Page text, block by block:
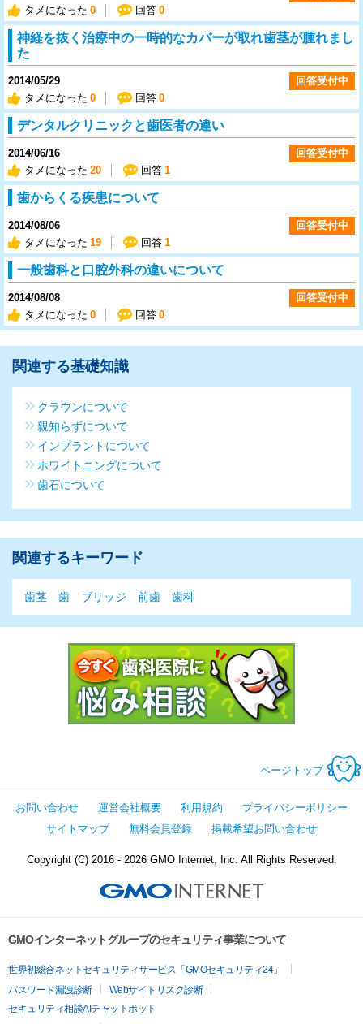
タメになった 0 回答 0
神経を抜く治療中の一時的なカバーが取れ歯茎が腫れまし
た
2014/05/29
タメになった 0 回答 0
回答受付中
デンタルクリニックと歯医者の違い
2014/06/16
タメになった 20 回答 1
回答受付中
歯からくる疾患について
2014/08/06
タメになった 19 回答 1
回答受付中
一般歯科と口腔外科の違いについて
2014/08/08
タメになった 0 回答 0
回答受付中
関連する基礎知識
クラウンについて
親知らずについて
インプラントについて
ホワイトニングについて
歯石について
関連するキーワード
歯茎 歯 ブリッジ 前歯 歯科
ページトップ
お問い合わせ 運営会社概要 利用規約
プライバシーポリシー
サイトマップ
無料会員登録 掲載希望お問い合わせ
Copyright (C) 2016 - 2026 GMO Internet, Inc. All Rights Reserved.
GMOインターネットグループのセキュリティ事業について
世界初総合ネットセキュリティサービス「GMOセキュリティ24」
パスワード漏洩診断
Webサイトリスク診断
セキュリティ相談AIチャットボット